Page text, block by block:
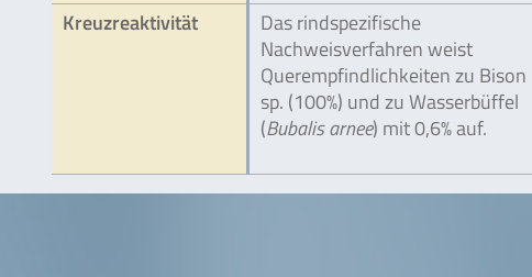
Kreuzreaktivität
Das rindspezifische
Nachweisverfahren weist
Querempfindlichkeiten zu Bison
sp. (100%) und zu Wasserbüffel
(Bubalis arnee) mit 0,6% auf.